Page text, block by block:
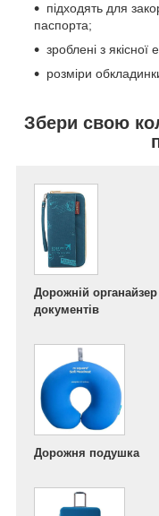
підходять для
паспорта;
зроблені з якісної
розміри
Збери свою
Дорожній
документів
Дорожня подушка